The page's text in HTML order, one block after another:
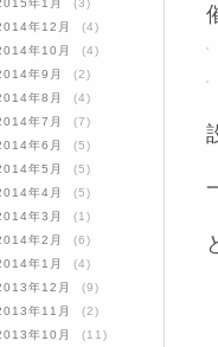
年1月
(3)
年12月
(4)
年10月
(4)
年9月
(2)
年8月
(4)
年7月
(7)
年6月
(5)
年5月
(5)
年4月
(5)
年3月
(1)
年2月
(6)
年1月
(4)
年12月
(9)
年11月
(2)
年10月
(11)